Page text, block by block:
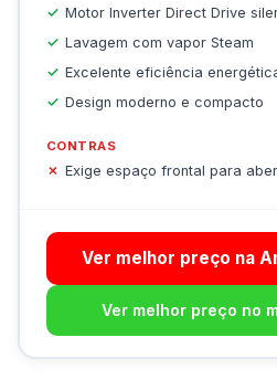
Motor Inverter Direct Drive
Lavagem com vapor Steam
Excelente eficiência
Design moderno e compacto
CONTRAS
Exige espaço frontal para
Ver melhor preço na
Ver melhor preço no